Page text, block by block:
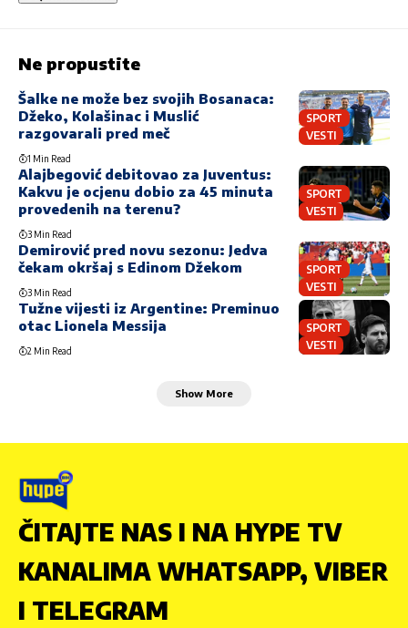
Ne propustite
SPORT
VESTI
Šalke ne može bez svojih Bosanaca:
Džeko, Kolašinac i Muslić
razgovarali pred meč
1 Min Read
SPORT
VESTI
Alajbegović debitovao za Juventus:
Kakvu je ocjenu dobio za 45 minuta
provedenih na terenu?
3 Min Read
SPORT
VESTI
Demirović pred novu sezonu: Jedva
čekam okršaj s Edinom Džekom
3 Min Read
SPORT
VESTI
Tužne vijesti iz Argentine: Preminuo
otac Lionela Messija
2 Min Read
Show More
ČITAJTE NAS I NA HYPE TV
KANALIMA WHATSAPP, VIBER
I TELEGRAM